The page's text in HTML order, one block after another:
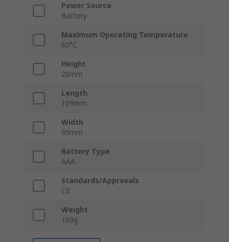
Power Source
Battery
Maximum Operating Temperature
60°C
Height
20mm
Length
109mm
Width
99mm
Battery Type
AAA
Standards/Approvals
CE
Weight
169g